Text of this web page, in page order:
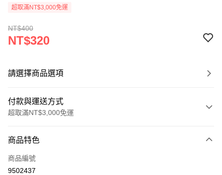
超取滿NT$3,000免運
NT$400
NT$320
請選擇商品選項
付款與運送方式
超取滿NT$3,000免運
信用卡一次付款
超商取貨付款
商品特色
商品編號
9502437